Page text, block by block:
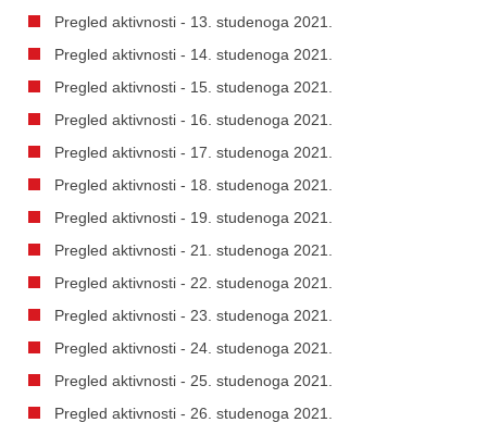
Pregled aktivnosti - 13. studenoga 2021.
Pregled aktivnosti - 14. studenoga 2021.
Pregled aktivnosti - 15. studenoga 2021.
Pregled aktivnosti - 16. studenoga 2021.
Pregled aktivnosti - 17. studenoga 2021.
Pregled aktivnosti - 18. studenoga 2021.
Pregled aktivnosti - 19. studenoga 2021.
Pregled aktivnosti - 21. studenoga 2021.
Pregled aktivnosti - 22. studenoga 2021.
Pregled aktivnosti - 23. studenoga 2021.
Pregled aktivnosti - 24. studenoga 2021.
Pregled aktivnosti - 25. studenoga 2021.
Pregled aktivnosti - 26. studenoga 2021.